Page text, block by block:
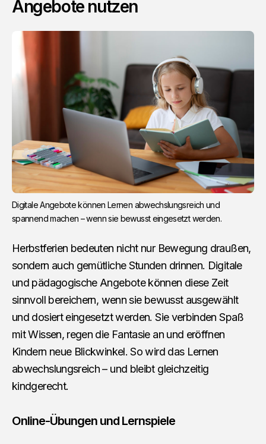
Angebote nutzen
Digitale Angebote können Lernen abwechslungsreich und
spannend machen – wenn sie bewusst eingesetzt werden.
Herbstferien bedeuten nicht nur Bewegung draußen,
sondern auch gemütliche Stunden drinnen. Digitale
und pädagogische Angebote können diese Zeit
sinnvoll bereichern, wenn sie bewusst ausgewählt
und dosiert eingesetzt werden. Sie verbinden Spaß
mit Wissen, regen die Fantasie an und eröffnen
Kindern neue Blickwinkel. So wird das Lernen
abwechslungsreich – und bleibt gleichzeitig
kindgerecht.
Online-Übungen und Lernspiele